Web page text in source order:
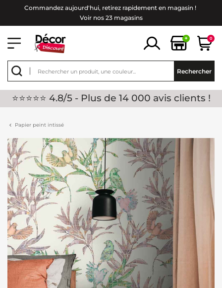
Commandez aujourd'hui, retirez rapidement en magasin !
Voir nos 23 magasins
+ 0
Rechercher
⭐⭐⭐⭐⭐ 4.8/5 - Plus de 14 000 avis clients !
Papier peint intissé